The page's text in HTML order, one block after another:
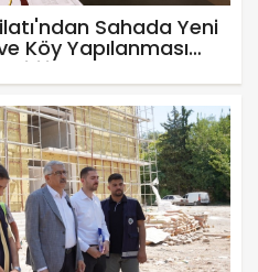
Sahada Yeni
Köy Yapılanması